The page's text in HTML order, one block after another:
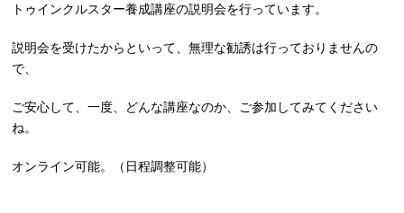
トゥインクルスター養成講座の説明会を行っています。
説明会を受けたからといって、無理な勧誘は行っておりませんの
で、
ご安心して、一度、どんな講座なのか、ご参加してみてください
ね。
オンライン可能。（日程調整可能）